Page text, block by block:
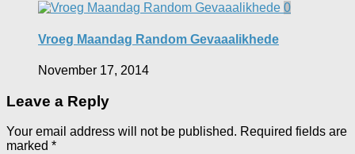
0
Vroeg Maandag Random Gevaaalikhede
November 17, 2014
Leave a Reply
Your email address will not be published. Required fields are
marked *